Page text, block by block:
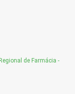
de Farmácia -